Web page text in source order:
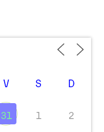
V S D
31 1 2